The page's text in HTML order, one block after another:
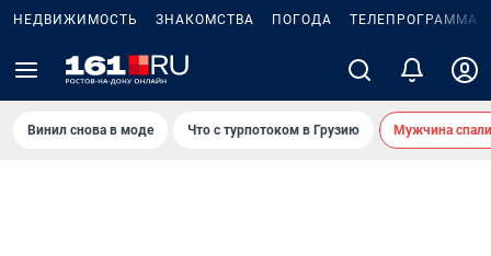
НЕДВИЖИМОСТЬ ЗНАКОМСТВА ПОГОДА ТЕЛЕПРОГРАММА
Винил снова в моде Что с турпотоком в Грузию Мужчина